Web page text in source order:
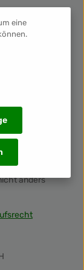
Versandkosten
anders
eine